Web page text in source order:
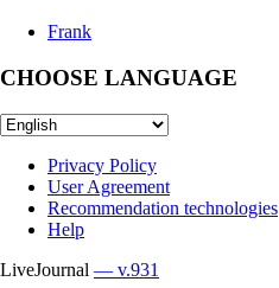
Frank
CHOOSE LANGUAGE
Privacy Policy
User Agreement
Recommendation technologies
Help
LiveJournal — v.931